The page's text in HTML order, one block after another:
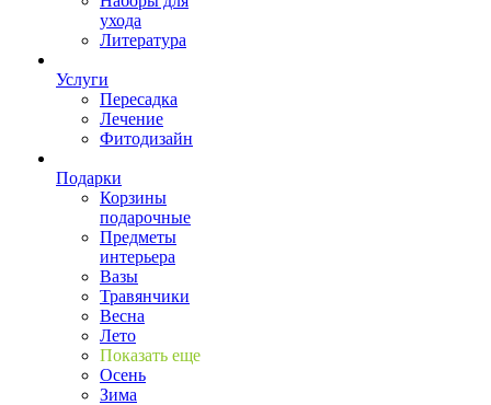
ухода
Литература
Услуги
Пересадка
Лечение
Фитодизайн
Подарки
Корзины
подарочные
Предметы
интерьера
Вазы
Травянчики
Весна
Лето
Показать еще
Осень
Зима